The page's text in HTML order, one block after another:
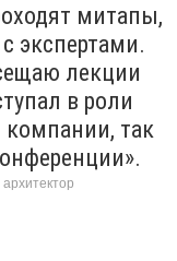
митапы,
экспертами.
лекции
в роли
компании, так